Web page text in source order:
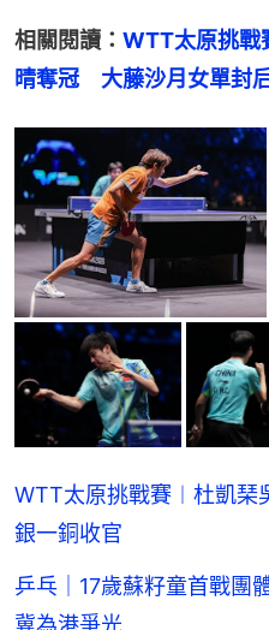
相關閱讀： WTT太原挑戰
晴奪冠　大藤沙月女單封
WTT太原挑戰賽︱杜凱
銀一銅收官
乒乓｜17歲蘇籽童首戰
冀為港爭光